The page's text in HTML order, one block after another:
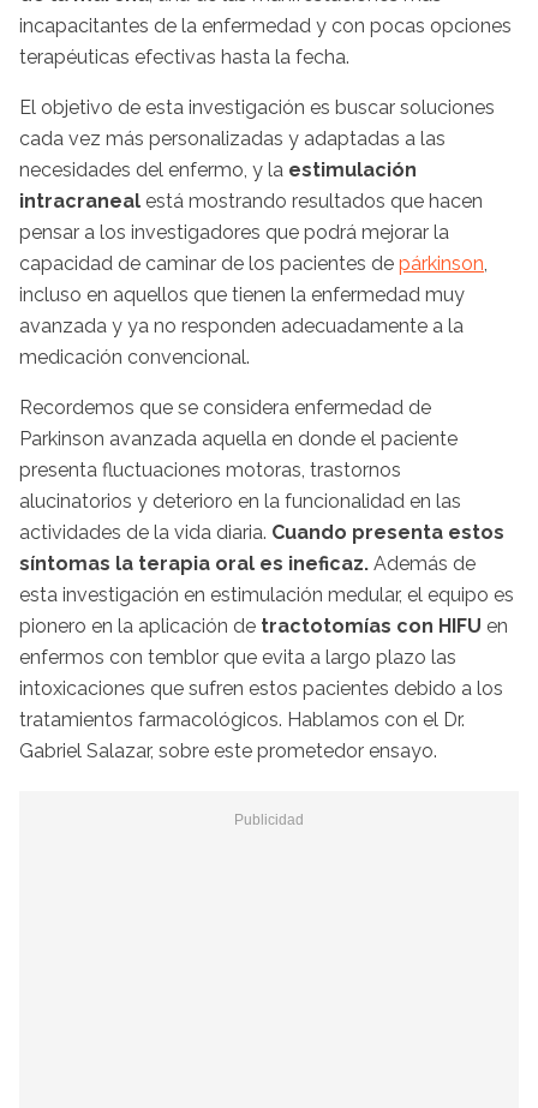
incapacitantes de la enfermedad y con pocas opciones
terapéuticas efectivas hasta la fecha.
El objetivo de esta investigación es buscar soluciones
cada vez más personalizadas y adaptadas a las
necesidades del enfermo, y la estimulación
intracraneal está mostrando resultados que hacen
pensar a los investigadores que podrá mejorar la
capacidad de caminar de los pacientes de párkinson,
incluso en aquellos que tienen la enfermedad muy
avanzada y ya no responden adecuadamente a la
medicación convencional.
Recordemos que se considera enfermedad de
Parkinson avanzada aquella en donde el paciente
presenta fluctuaciones motoras, trastornos
alucinatorios y deterioro en la funcionalidad en las
actividades de la vida diaria. Cuando presenta estos
síntomas la terapia oral es ineficaz. Además de
esta investigación en estimulación medular, el equipo es
pionero en la aplicación de tractotomías con HIFU en
enfermos con temblor que evita a largo plazo las
intoxicaciones que sufren estos pacientes debido a los
tratamientos farmacológicos. Hablamos con el Dr.
Gabriel Salazar, sobre este prometedor ensayo.